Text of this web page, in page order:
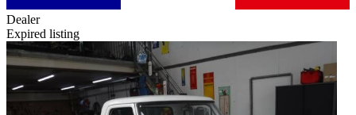
Dealer
Expired listing